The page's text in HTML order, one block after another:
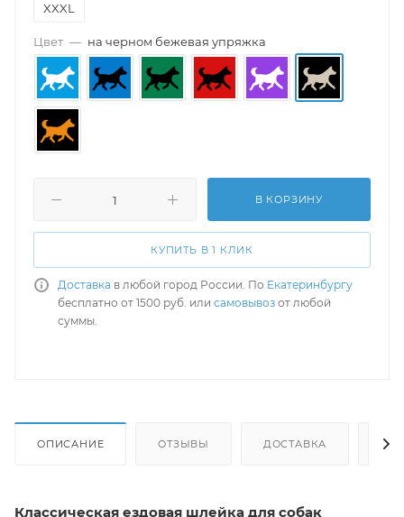
XXXL
Цвет — на черном бежевая упряжка
В КОРЗИНУ
КУПИТЬ В 1 КЛИК
Доставка в любой город России. По Екатеринбургу
бесплатно от 1500 руб. или самовывоз от любой
суммы.
ОПИСАНИЕ ОТЗЫВЫ ДОСТАВКА
Классическая ездовая шлейка для собак